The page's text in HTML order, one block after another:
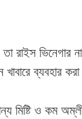
তা রাইস
ব্যবহার
মিষ্টি ও কম